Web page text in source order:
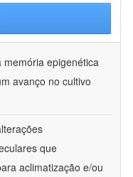
memória epigenética
avanço no cultivo
que
aclimatização e/ou